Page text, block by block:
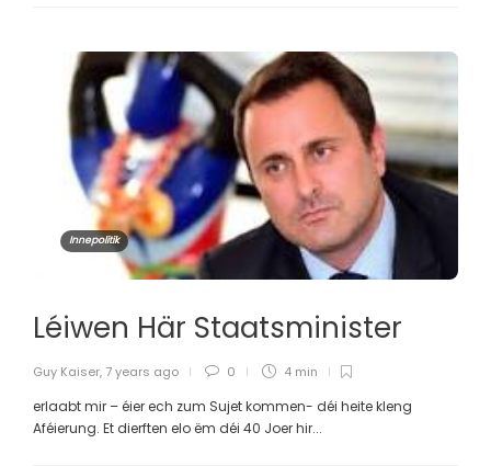
Innepolitik
Léiwen Här Staatsminister
Guy Kaiser, 7 years ago 0 4 min
erlaabt mir – éier ech zum Sujet kommen- déi heite kleng
Aféierung. Et dierften elo ëm déi 40 Joer hir...